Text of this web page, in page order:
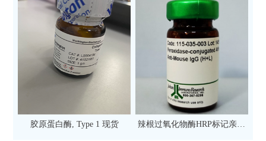
胶原蛋白酶, Type 1 现货
辣根过氧化物酶HRP标记亲和